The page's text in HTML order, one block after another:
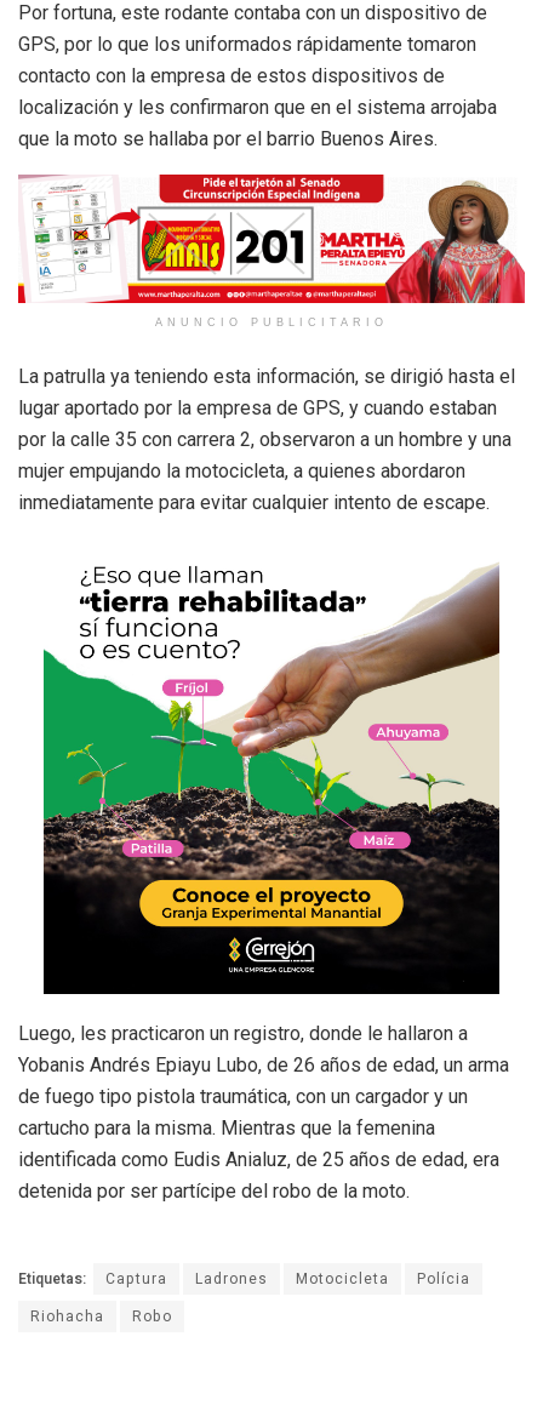
Por fortuna, este rodante contaba con un dispositivo de
GPS, por lo que los uniformados rápidamente tomaron
contacto con la empresa de estos dispositivos de
localización y les confirmaron que en el sistema arrojaba
que la moto se hallaba por el barrio Buenos Aires.
ANUNCIO PUBLICITARIO
La patrulla ya teniendo esta información, se dirigió hasta el
lugar aportado por la empresa de GPS, y cuando estaban
por la calle 35 con carrera 2, observaron a un hombre y una
mujer empujando la motocicleta, a quienes abordaron
inmediatamente para evitar cualquier intento de escape.
Luego, les practicaron un registro, donde le hallaron a
Yobanis Andrés Epiayu Lubo, de 26 años de edad, un arma
de fuego tipo pistola traumática, con un cargador y un
cartucho para la misma. Mientras que la femenina
identificada como Eudis Anialuz, de 25 años de edad, era
detenida por ser partícipe del robo de la moto.
Etiquetas: Captura Ladrones Motocicleta
Polícia
Riohacha
Robo